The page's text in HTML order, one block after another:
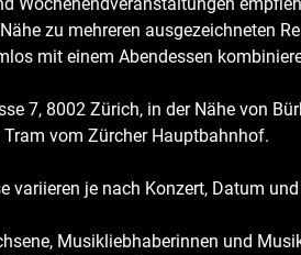
zu mehreren ausgezeichneten
mit einem Abendessen
7, 8002 Zürich, in der Nähe von
vom Zürcher Hauptbahnhof.
variieren je nach Konzert, Datum
Musikliebhaberinnen und